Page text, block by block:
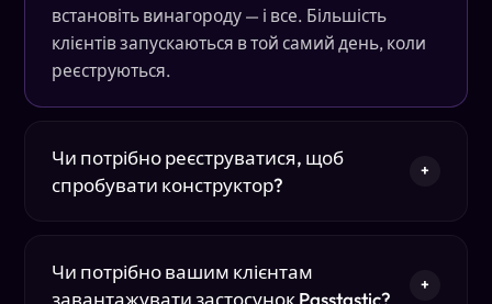
встановіть винагороду — і все. Більшість
клієнтів запускаються в той самий день, коли
реєструються.
Чи потрібно реєструватися, щоб
спробувати конструктор?
+
Чи потрібно вашим клієнтам
завантажувати застосунок Passtastic?
+